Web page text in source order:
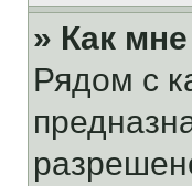
» Как
Рядом с